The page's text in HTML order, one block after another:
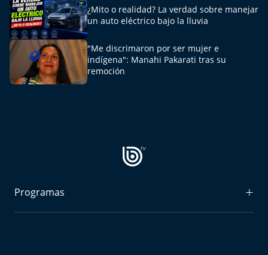
Sello de raza
Trasnoche
Reto Inmobiliario
¿Mito o realidad? La verdad sobre manejar
un auto eléctrico bajo la lluvia
"Me discrimaron por ser mujer e
indígena": Manahi Pakarati tras su
remoción
Programas